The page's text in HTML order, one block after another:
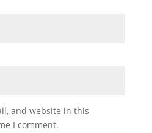
and website in this
I comment.